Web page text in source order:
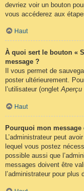
devriez voir un bouton
vous accéderez aux
Haut
À quoi sert le bouton «
message ?
Il vous permet de
poster ultérieurement.
l’utilisateur (ongletAperçu
Haut
Pourquoi mon
L’administrateur peut
lequel vous postez
possible aussi que
messages doivent être
l’administrateur pour plus